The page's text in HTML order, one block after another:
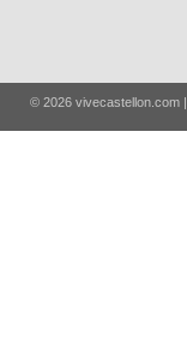
© 2026 vivecastellon.com